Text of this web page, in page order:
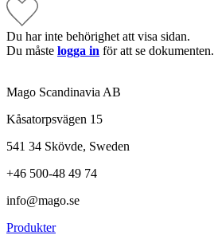
Du har inte behörighet att visa sidan.
Du måste logga in för att se dokumenten.
Mago Scandinavia AB
Kåsatorpsvägen 15
541 34 Skövde, Sweden
+46 500-48 49 74
info@mago.se
Produkter